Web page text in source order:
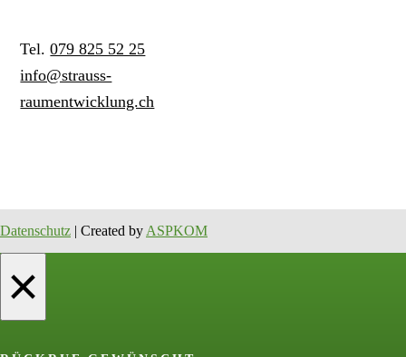
Tel.079 825 52 25
info@strauss-
raumentwicklung.ch
Datenschutz | Created by ASPKOM
×